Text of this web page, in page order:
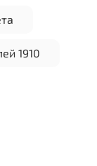
1910